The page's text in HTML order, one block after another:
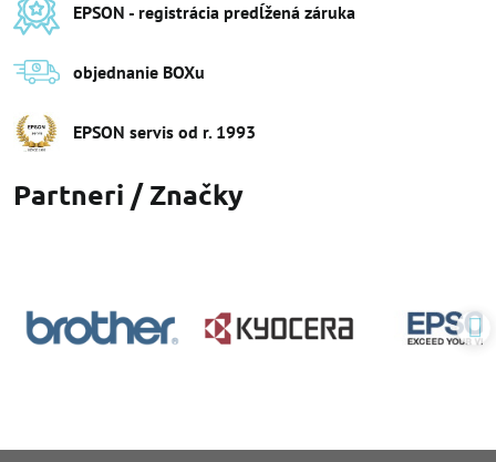
EPSON - registrácia predĺžená záruka
objednanie BOXu
EPSON servis od r​. 1993
Partneri / Značky